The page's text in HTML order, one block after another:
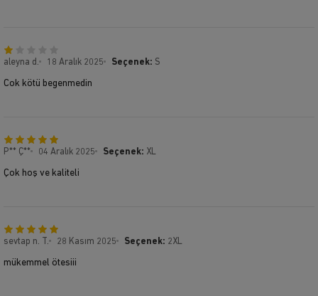
aleyna d. 18 Aralık 2025 Seçenek: S
Cok kötü begenmedin
P** Ç** 04 Aralık 2025 Seçenek: XL
Çok hoş ve kaliteli
sevtap n. T. 28 Kasım 2025 Seçenek: 2XL
mükemmel ötesiii